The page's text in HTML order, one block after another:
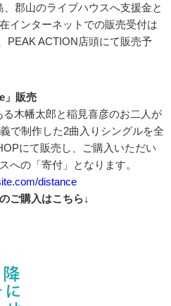
郡山のライブハウスへ支援金と
インターネットでの販売受付は
PEAK ACTION店頭にて販売予
」販売
木幡太郎と稲見喜彦のお二人が
で制作した2曲入りシングルを全
にて販売し、ご購入いただい
への「寄付」となります。
distance
ご購入はこちら↓